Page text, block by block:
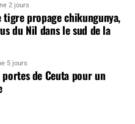
2 jours
tigre propage chikungunya,
du Nil dans le sud de la
5 jours
de Ceuta pour un